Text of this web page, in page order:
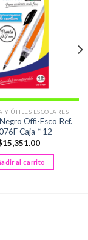
Y ÚTILES ESCOLARES
Offi-Esco Ref.
Caja * 12
15,351.00
al carrito